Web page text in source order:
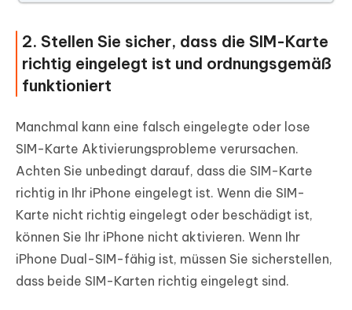
2. Stellen Sie sicher, dass die SIM-Karte
richtig eingelegt ist und ordnungsgemäß
funktioniert
Manchmal kann eine falsch eingelegte oder lose
SIM-Karte Aktivierungsprobleme verursachen.
Achten Sie unbedingt darauf, dass die SIM-Karte
richtig in Ihr iPhone eingelegt ist. Wenn die SIM-
Karte nicht richtig eingelegt oder beschädigt ist,
können Sie Ihr iPhone nicht aktivieren. Wenn Ihr
iPhone Dual-SIM-fähig ist, müssen Sie sicherstellen,
dass beide SIM-Karten richtig eingelegt sind.